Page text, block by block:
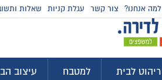
למה אנחנו? צור קשר עגלת קניות שאלות
ריהוט לבית למטבח עיצוב